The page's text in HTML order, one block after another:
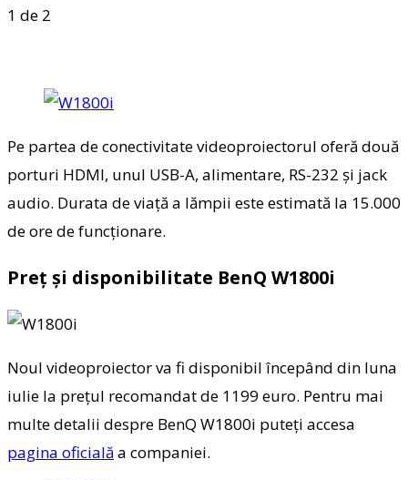
1 de 2
Pe partea de conectivitate videoproiectorul oferă două
porturi HDMI, unul USB-A, alimentare, RS-232 și jack
audio. Durata de viață a lămpii este estimată la 15.000
de ore de funcționare.
Preț și disponibilitate BenQ W1800i
Noul videoproiector va fi disponibil începând din luna
iulie la prețul recomandat de 1199 euro. Pentru mai
multe detalii despre BenQ W1800i puteți accesa
pagina oficială a companiei.